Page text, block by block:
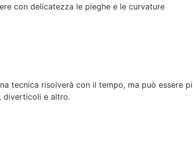
con delicatezza le pieghe e le curvature
tecnica risolverà con il tempo, ma può essere
diverticoli e altro.